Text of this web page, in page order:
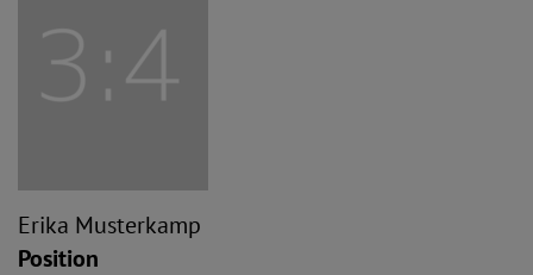
Erika Musterkamp
Position